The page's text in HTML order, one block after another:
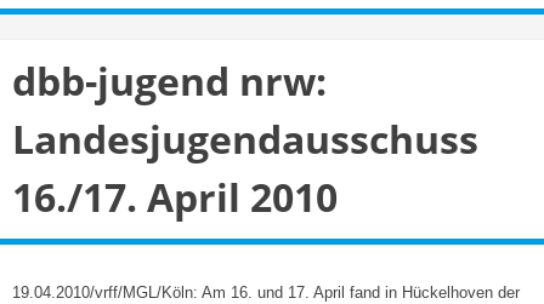
dbb-jugend nrw:
Landesjugendausschuss
16./17. April 2010
19.04.2010/vrff/MGL/Köln: Am 16. und 17. April fand in Hückelhoven der